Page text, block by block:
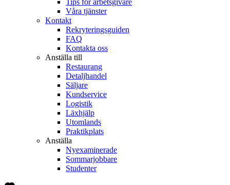
Tips för arbetsgivare
Våra tjänster
Kontakt
Rekryteringsguiden
FAQ
Kontakta oss
Anställa till
Restaurang
Detaljhandel
Säljare
Kundservice
Logistik
Läxhjälp
Utomlands
Praktikplats
Anställa
Nyexaminerade
Sommarjobbare
Studenter